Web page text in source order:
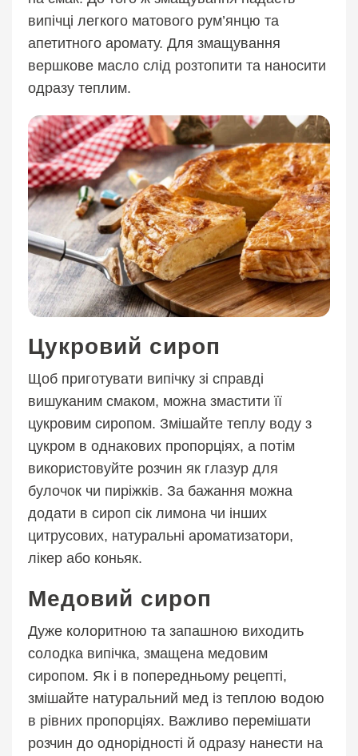
випічці легкого матового рум’янцю та
апетитного аромату. Для змащування
вершкове масло слід розтопити та наносити
одразу теплим.
Цукровий сироп
Щоб приготувати випічку зі справді
вишуканим смаком, можна змастити її
цукровим сиропом. Змішайте теплу воду з
цукром в однакових пропорціях, а потім
використовуйте розчин як глазур для
булочок чи пиріжків. За бажання можна
додати в сироп сік лимона чи інших
цитрусових, натуральні ароматизатори,
лікер або коньяк.
Медовий сироп
Дуже колоритною та запашною виходить
солодка випічка, змащена медовим
сиропом. Як і в попередньому рецепті,
змішайте натуральний мед із теплою водою
в рівних пропорціях. Важливо перемішати
розчин до однорідності й одразу нанести на